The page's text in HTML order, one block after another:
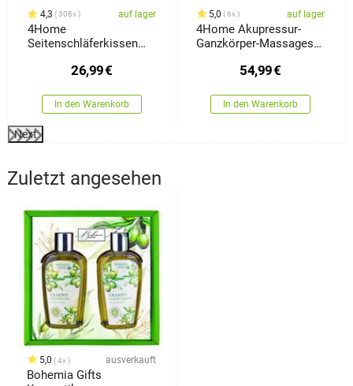
4,3 308x auf lager
4Home
Seitenschläferkissen
Bamboo, 45 x 120 cm
26,99€
In den Warenkorb
5,0 6x auf lager
4Home Akupressur-
Ganzkörper-Massageset
54,99€
In den Warenkorb
Next
Zuletzt angesehen
5,0 4x ausverkauft
Bohemia Gifts